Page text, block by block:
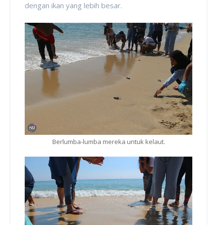
dengan ikan yang lebih besar.
Berlumba-lumba mereka untuk kelaut.